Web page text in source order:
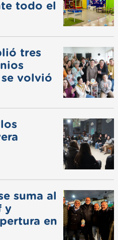
todo el
tres
volvió
suma al
y
en